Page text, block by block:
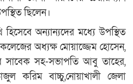
ছিলেন।
হিসেবে অন্যান্যদের মধ্যে উপস্থিত
কলেজের অধ্যক্ষ মোয়াজ্জেম হোসেন,
সাবেক সহ-সভাপতি আবু তাহের,
করিম বাচ্চু,নোয়াখালী জেলা